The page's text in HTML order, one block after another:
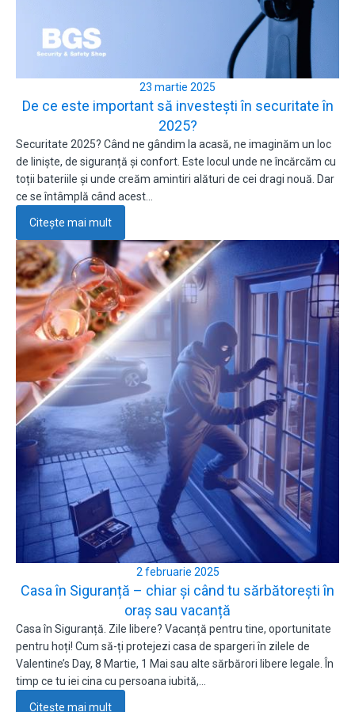
23 martie 2025
De ce este important să investești în securitate în
2025?
Securitate 2025? Când ne gândim la acasă, ne imaginăm un loc
de liniște, de siguranță și confort. Este locul unde ne încărcăm cu
toții bateriile și unde creăm amintiri alături de cei dragi nouă. Dar
ce se întâmplă când acest…
Citește mai mult
2 februarie 2025
Casa în Siguranță – chiar și când tu sărbătorești în
oraș sau vacanță
Casa în Siguranță. Zile libere? Vacanță pentru tine, oportunitate
pentru hoți! Cum să-ți protejezi casa de spargeri în zilele de
Valentine’s Day, 8 Martie, 1 Mai sau alte sărbărori libere legale. În
timp ce tu iei cina cu persoana iubită,…
Citește mai mult